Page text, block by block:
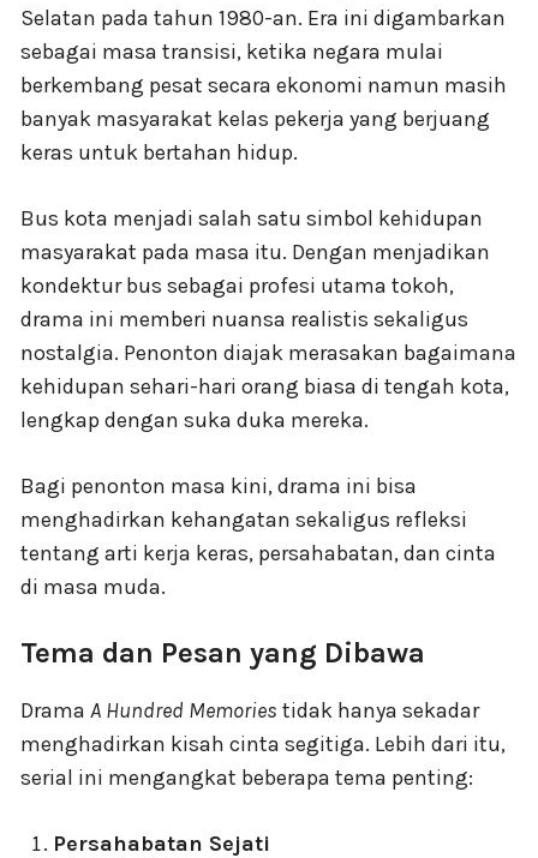
Selatan pada tahun 1980-an. Era ini digambarkan
sebagai masa transisi, ketika negara mulai
berkembang pesat secara ekonomi namun masih
banyak masyarakat kelas pekerja yang berjuang
keras untuk bertahan hidup.
Bus kota menjadi salah satu simbol kehidupan
masyarakat pada masa itu. Dengan menjadikan
kondektur bus sebagai profesi utama tokoh,
drama ini memberi nuansa realistis sekaligus
nostalgia. Penonton diajak merasakan bagaimana
kehidupan sehari-hari orang biasa di tengah kota,
lengkap dengan suka duka mereka.
Bagi penonton masa kini, drama ini bisa
menghadirkan kehangatan sekaligus refleksi
tentang arti kerja keras, persahabatan, dan cinta
di masa muda.
Tema dan Pesan yang Dibawa
Drama A Hundred Memories tidak hanya sekadar
menghadirkan kisah cinta segitiga. Lebih dari itu,
serial ini mengangkat beberapa tema penting:
Persahabatan Sejati